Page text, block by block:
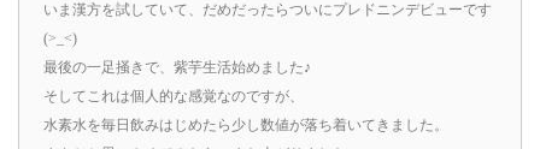
いま漢方を試していて、だめだったらついにプレドニンデビューです
(>_<)
最後の一足掻きで、紫芋生活始めました♪
そしてこれは個人的な感覚なのですが、
水素水を毎日飲みはじめたら少し数値が落ち着いてきました。